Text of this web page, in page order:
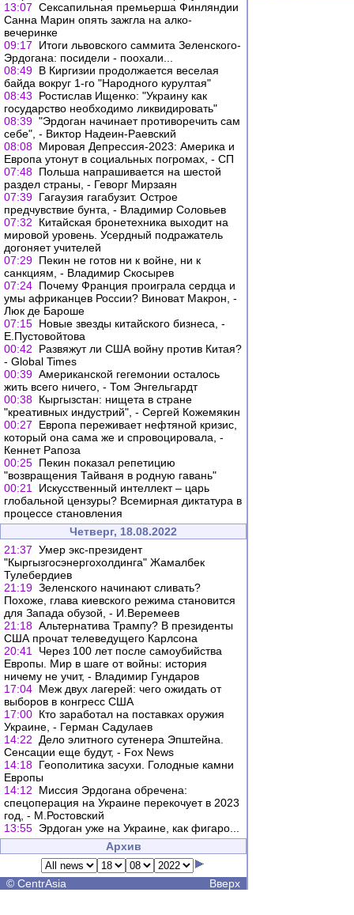
13:07 Сексапильная премьерша Финляндии
Санна Марин опять зажгла на алко-
вечеринке
09:17
Итоги львовского саммита Зеленского-
Эрдогана: посидели - поохали...
08:49 В Киргизии продолжается веселая
байда вокруг 1-го "Народного курултая"
08:43
Ростислав Ищенко: "Украину как
государство необходимо ликвидировать"
08:39 "Эрдоган начинает противоречить сам
себе", - Виктор Надеин-Раевский
08:08 Мировая Депрессия-2023: Америка и
Европа утонут в социальных погромах, - СП
07:48 Польша напрашивается на шестой
раздел страны, - Геворг Мирзаян
07:39 Гагаузия гагабузит. Острое
предчувствие бунта, - Владимир Соловьев
07:32
Китайская бронетехника выходит на
мировой уровень. Усердный подражатель
догоняет учителей
07:29 Пекин не готов ни к войне, ни к
санкциям, - Владимир Скосырев
07:24 Почему Франция проиграла сердца и
умы африканцев России? Виноват Макрон, -
Люк де Бароше
07:15 Новые звезды китайского бизнеса, -
Е.Пустовойтова
00:42
Развяжут ли США войну против Китая?
- Global Times
00:39 Американской гегемонии осталось
жить всего ничего, - Том Энгельгардт
00:38 Кыргызстан: нищета в стране
"креативных индустрий", - Сергей Кожемякин
00:27
Европа переживает нефтяной кризис,
который она сама же и спровоцировала, -
Кеннет Рапоза
00:25 Пекин показал репетицию
"возвращения Тайваня в родную гавань"
00:21
Искусственный интеллект – царь
глобальной цензуры? Всемирная диктатура в
процессе становления
Четверг, 18.08.2022
21:37 Умер экс-президент
"Кыргызгосэнергохолдинга" Жамалбек
Тулебердиев
21:19 Зеленского начинают сливать?
Похоже, глава киевского режима становится
для Запада обузой, - И.Веремеев
21:18 Альтернатива Трампу? В президенты
США прочат телеведущего Карлсона
20:41
Через 100 лет после самоубийства
Европы. Мир в шаге от войны: история
ничему не учит, - Владимир Гундаров
17:04 Меж двух лагерей: чего ожидать от
выборов в конгресс США
17:00 Кто заработал на поставках оружия
Украине, - Герман Садулаев
14:22
Дело элитного сутенера Эпштейна.
Сенсации еще будут, - Fox News
14:18 Геополитика засухи. Голодные камни
Европы
14:12
Миссия Эрдогана обречена:
спецоперация на Украине перекочует в 2023
год, - М.Ростовский
13:55 Эрдоган уже на Украине, как фигаро...
Архив
© CentrAsia Вверх